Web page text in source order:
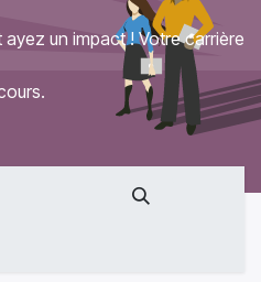
un impact ! Votre carrière